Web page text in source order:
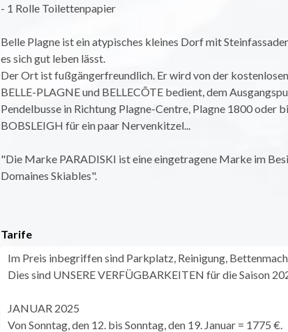
- 1 Rolle Toilettenpapier
Belle Plagne ist ein atypisches kleines Dorf mit
es sich gut leben lässt.
Der Ort ist fußgängerfreundlich. Er wird von der
BELLE-PLAGNE und BELLECÔTE bedient, dem
Pendelbusse in Richtung Plagne-Centre, Plagne 1800 oder
BOBSLEIGH für ein paar Nervenkitzel...
"Die Marke PARADISKI ist eine eingetragene Marke im
Domaines Skiables".
Tarife
Im Preis inbegriffen sind Parkplatz, Reinigung,
Dies sind UNSERE VERFÜGBARKEITEN für die Saison
JANUAR 2025
Von Sonntag, den 12. bis Sonntag, den 19. Januar = 1775 €.